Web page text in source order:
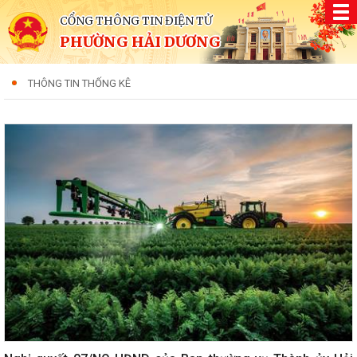
CỔNG THÔNG TIN ĐIỆN TỬ
PHƯỜNG HẢI DƯƠNG
THÔNG TIN THỐNG KÊ